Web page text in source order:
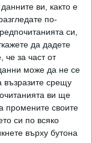
ви, както е
по-
си,
да дадете
за част от
може да не се
възразите срещу
ви ще
промените своите
си по всяко
върху бутона
зависи от нас и
Героичният
е добре дошъл в
Унгария и
за бърза писта
на
попариха